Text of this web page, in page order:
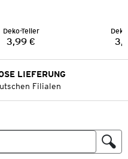
Deko-Teller
Preis:
3,99 €
LIEFERUNG
Filialen